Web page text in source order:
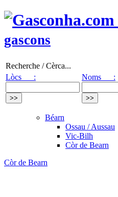
gascons
Recherche / Cèrca...
Lòcs :
Noms :
Béarn
Ossau / Aussau
Vic-Bilh
Còr de Bearn
Còr de Bearn